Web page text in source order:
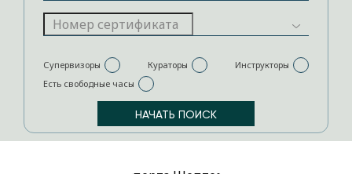
Супервизоры Кураторы
Инструкторы
Есть свободные часы